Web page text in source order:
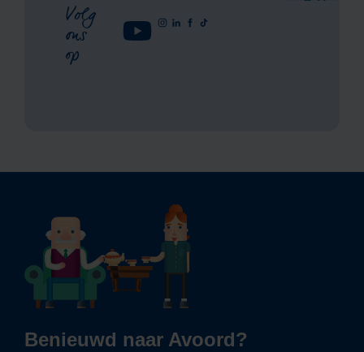
Volg
ons
op
Benieuwd naar Avoord?